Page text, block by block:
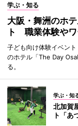
学ぶ・知る
大阪・舞洲のホ
ト 職業体験や
子ども向け体験イベン
のホテル「The Day
る。
学ぶ・知
北加賀
ト「あ